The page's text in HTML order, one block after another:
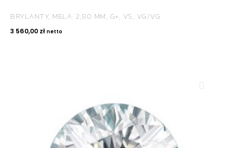
BRYLANTY, MELA: 2,80 MM, G+, VS, VG/VG
3 560,00 zł netto